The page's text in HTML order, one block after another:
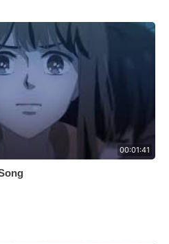
00:01:41